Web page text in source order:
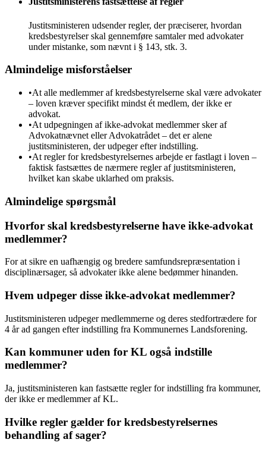
Justitsministeren udsender regler, der præciserer, hvordan
kredsbestyrelser skal gennemføre samtaler med advokater
under mistanke, som nævnt i § 143, stk. 3.
Almindelige misforståelser
•At alle medlemmer af kredsbestyrelserne skal være advokater
– loven kræver specifikt mindst ét medlem, der ikke er
advokat.
•At udpegningen af ikke-advokat medlemmer sker af
Advokatnævnet eller Advokatrådet – det er alene
justitsministeren, der udpeger efter indstilling.
•At regler for kredsbestyrelsernes arbejde er fastlagt i loven –
faktisk fastsættes de nærmere regler af justitsministeren,
hvilket kan skabe uklarhed om praksis.
Almindelige spørgsmål
Hvorfor skal kredsbestyrelserne have ikke-advokat
medlemmer?
For at sikre en uafhængig og bredere samfundsrepræsentation i
disciplinærsager, så advokater ikke alene bedømmer hinanden.
Hvem udpeger disse ikke-advokat medlemmer?
Justitsministeren udpeger medlemmerne og deres stedfortrædere for
4 år ad gangen efter indstilling fra Kommunernes Landsforening.
Kan kommuner uden for KL også indstille
medlemmer?
Ja, justitsministeren kan fastsætte regler for indstilling fra kommuner,
der ikke er medlemmer af KL.
Hvilke regler gælder for kredsbestyrelsernes
behandling af sager?